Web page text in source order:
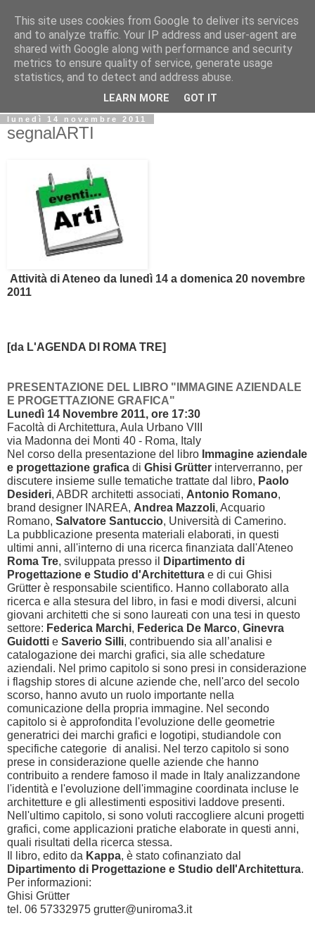
Biblio@rti in
Il Blog della Biblioteca di Area delle arti per condividere
informazioni iniziative incontri
lunedì 14 novembre 2011
segnalARTI
Attività di Ateneo da lunedì 14 a domenica 20 novembre
2011
[da L'AGENDA DI ROMA TRE]
PRESENTAZIONE DEL LIBRO "IMMAGINE AZIENDALE
E PROGETTAZIONE GRAFICA"
Lunedì 14 Novembre 2011, ore 17:30
Facoltà di Architettura, Aula Urbano VIII
via Madonna dei Monti 40 - Roma, Italy
Nel corso della presentazione del libro Immagine aziendale
e progettazione grafica di Ghisi Grütter interverranno, per
discutere insieme sulle tematiche trattate dal libro, Paolo
Desideri, ABDR architetti associati, Antonio Romano,
brand designer INAREA, Andrea Mazzoli, Acquario
Romano, Salvatore Santuccio, Università di Camerino.
La pubblicazione presenta materiali elaborati, in questi
ultimi anni, all'interno di una ricerca finanziata dall'Ateneo
Roma Tre, sviluppata presso il
Dipartimento di
Progettazione e Studio d'Architettura e di cui Ghisi
Grütter è responsabile scientifico. Hanno collaborato alla
ricerca e alla stesura del libro, in fasi e modi diversi, alcuni
giovani architetti che si sono laureati con una tesi in questo
settore: Federica Marchi, Federica De Marco, Ginevra
Guidotti e Saverio Silli, contribuendo sia all’analisi e
catalogazione dei marchi grafici, sia alle schedature
aziendali. Nel primo capitolo si sono presi in considerazione
i flagship stores di alcune aziende che, nell'arco del secolo
scorso, hanno avuto un ruolo importante nella
comunicazione della propria immagine. Nel secondo
capitolo si è approfondita l'evoluzione delle geometrie
generatrici dei marchi grafici e logotipi, studiandole con
specifiche categorie di analisi. Nel terzo capitolo si sono
prese in considerazione quelle aziende che hanno
contribuito a rendere famoso il made in Italy analizzandone
l'identità e l'evoluzione dell'immagine coordinata incluse le
architetture e gli allestimenti espositivi laddove presenti.
Nell'ultimo capitolo, si sono voluti raccogliere alcuni progetti
grafici, come applicazioni pratiche elaborate in questi anni,
quali risultati della ricerca stessa.
Il libro, edito da Kappa, è stato cofinanziato dal
Dipartimento di Progettazione e Studio dell'Architettura.
Per informazioni:
Ghisi Grütter
tel. 06 57332975 grutter@uniroma3.it
This site uses cookies from Google to deliver its services
and to analyze traffic. Your IP address and user-agent are
shared with Google along with performance and security
metrics to ensure quality of service, generate usage
statistics, and to detect and address abuse.
LEARN MORE GOT IT